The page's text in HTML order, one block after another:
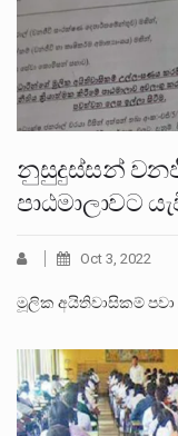
නුසුදුස්සන්
පාඨමාලාවට
Oct 3, 2022
මූලික අයිතිවාසිකම්